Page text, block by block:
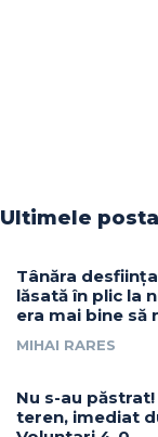
Ultimele
Tânăra
lăsată în plic la
era mai bine să
MIHAI RARES
Nu s-au
teren, imediat